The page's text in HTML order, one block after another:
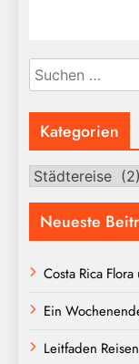
Suchen
nach:
Kategorien
Kategorien
Neueste
Costa Rica
Ein
Leitfaden